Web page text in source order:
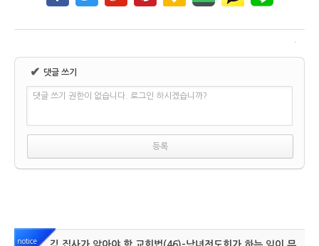
✔ 댓글 쓰기
댓글 쓰기 권한이 없습니다. 로그인 하시겠습니까?
notice